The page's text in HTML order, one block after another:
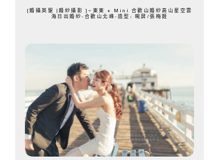
{婚攝英聖 |婚紗攝影 }~東東 + Mini 合歡山婚紗高山星空雲
海日出婚紗-合歡山北峰-造型: 晼屏/張梅姬